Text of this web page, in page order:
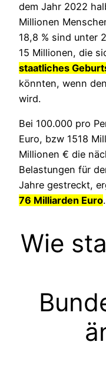
dem Jahr 2022
Millionen
18,8 % sind unter
15 Millionen, die
staatliches
könnten, wenn
wird.
Bei 100.000 pro
Euro, bzw 1518
Millionen € die
Belastungen für
Jahre gestreckt,
76 Milliarden Euro.
Wie